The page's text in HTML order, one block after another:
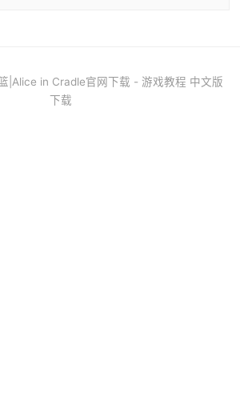
|Alice in Cradle官网下载 - 游戏教程 中文版
下载